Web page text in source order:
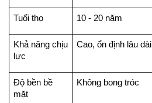
Tuổi thọ 10 - 20 năm
Khả năng chịu
lực
Cao, ổn định lâu dài
Độ bền bề
mặt
Không bong tróc